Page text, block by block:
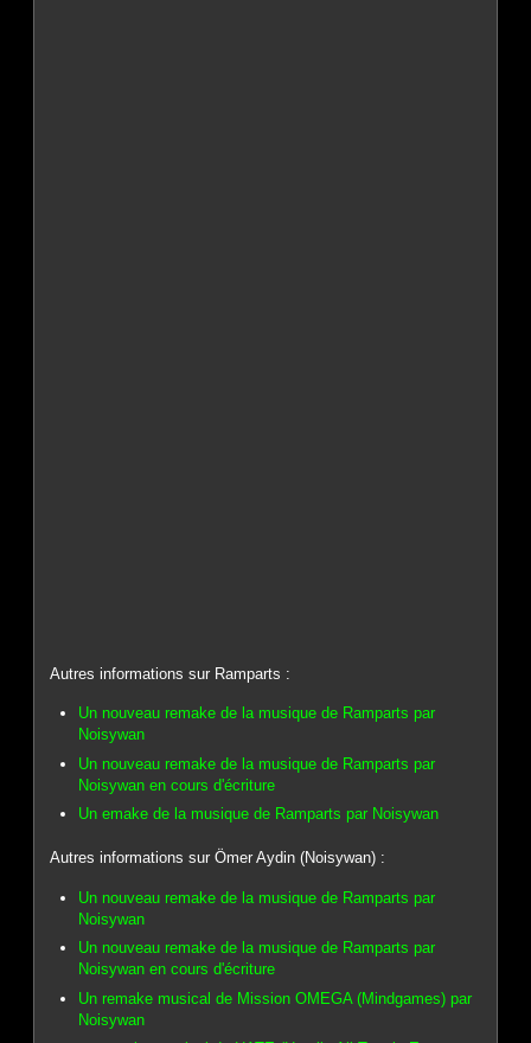
Autres informations sur Ramparts :
Un nouveau remake de la musique de Ramparts par
Noisywan
Un nouveau remake de la musique de Ramparts par
Noisywan en cours d'écriture
Un emake de la musique de Ramparts par Noisywan
Autres informations sur Ömer Aydin (Noisywan) :
Un nouveau remake de la musique de Ramparts par
Noisywan
Un nouveau remake de la musique de Ramparts par
Noisywan en cours d'écriture
Un remake musical de Mission OMEGA (Mindgames) par
Noisywan